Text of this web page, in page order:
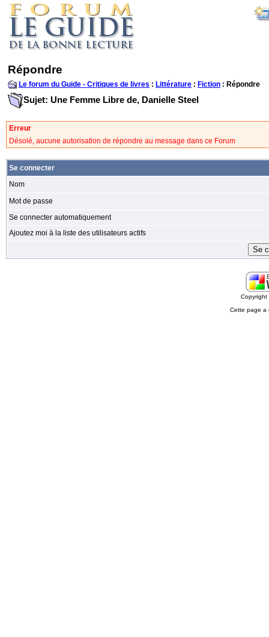
Répondre
Le forum du Guide - Critiques de livres : Littérature : Fiction : Répondre
Sujet: Une Femme Libre de, Danielle Steel
Erreur
Désolé, aucune autorisation de répondre au message dans ce Forum
Se connecter
Nom
Mot de passe
Se connecter automatiquement
Ajoutez moi à la liste des utilisateurs actifs
Cette page a